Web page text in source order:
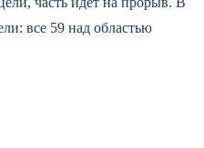
все 59 над областью